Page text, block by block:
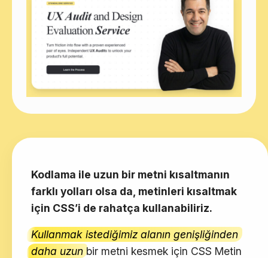
Kodlama ile uzun bir metni kısaltmanın
farklı yolları olsa da, metinleri kısaltmak
için CSS’i de rahatça kullanabiliriz.
Kullanmak istediğimiz alanın genişliğinden
daha uzun bir metni kesmek için CSS Metin